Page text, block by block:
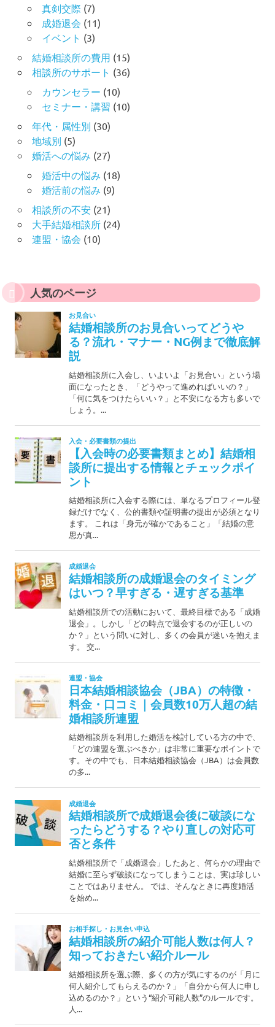
真剣交際(7)
成婚退会 (11)
イベント (3)
結婚相談所の費用 (15)
相談所のサポート (36)
カウンセラー (10)
セミナー・講習 (10)
年代・属性別 (30)
地域別 (5)
婚活への悩み (27)
婚活中の悩み (18)
婚活前の悩み (9)
相談所の不安(21)
大手結婚相談所(24)
連盟・協会 (10)
人気のページ